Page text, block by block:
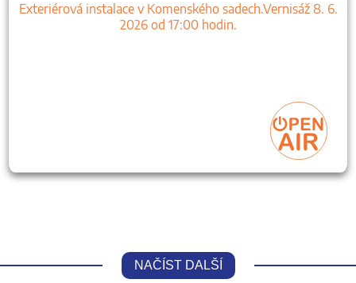
Exteriérová instalace v Komenského sadech.Vernisáž 8. 6.
2026 od 17:00 hodin.
NAČÍST DALŠÍ